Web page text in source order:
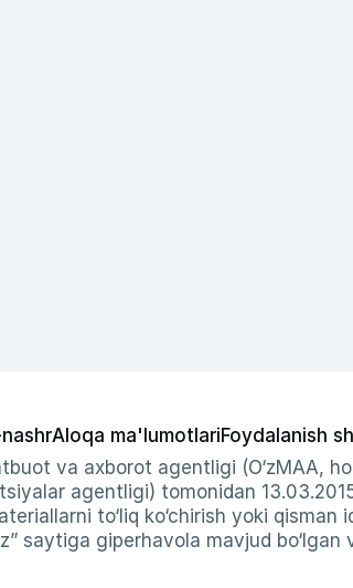
Aloqa ma'lumotlariFoydalanish
va axborot agentligi (O‘zMAA,
agentligi) tomonidan
to‘liq ko‘chirish yoki
saytiga giperhavola mavjud